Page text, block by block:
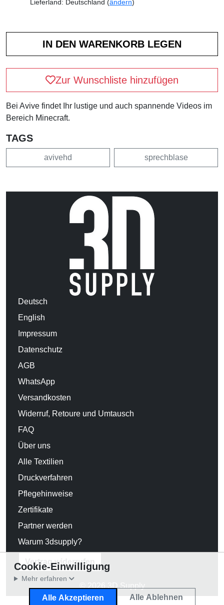
Lieferland: Deutschland (ändern)
Zur Wunschliste hinzufügen
Bei Avive findet Ihr lustige und auch spannende Videos im
Bereich Minecraft.
TAGS
avivehd sprechblase
Deutsch
English
Impressum
Datenschutz
AGB
WhatsApp
Versandkosten
Widerruf, Retoure und Umtausch
FAQ
Über uns
Alle Textilien
Druckverfahren
Pflegehinweise
Zertifikate
Partner werden
Warum 3dsupply?
Vertrag widerrufen
© 2026 3D Supply
Cookie-Einwilligung
Mehr erfahren
Alle Akzeptieren Alle Ablehnen